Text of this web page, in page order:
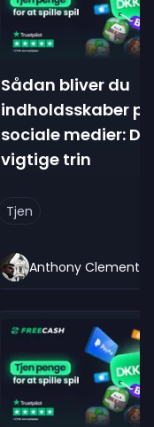
Sådan bliver du
indholdsskaber på
sociale medier: De
vigtige trin
Tjen
Anthony Clement